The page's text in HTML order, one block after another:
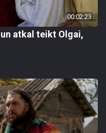
00:02:23
atkal teikt Olgai,